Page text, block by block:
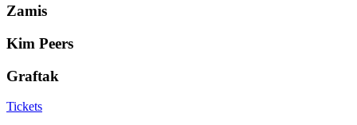
Zamis
Kim Peers
Graftak
Tickets